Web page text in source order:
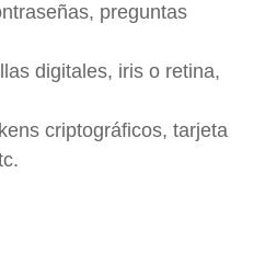
preguntas
digitales, iris o retina,
criptográficos, tarjeta